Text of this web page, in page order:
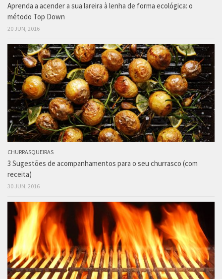
Aprenda a acender a sua lareira à lenha de forma ecológica: o
método Top Down
20 JUN, 2016
CHURRASQUEIRAS
3 Sugestões de acompanhamentos para o seu churrasco (com
receita)
30 JUN, 2016